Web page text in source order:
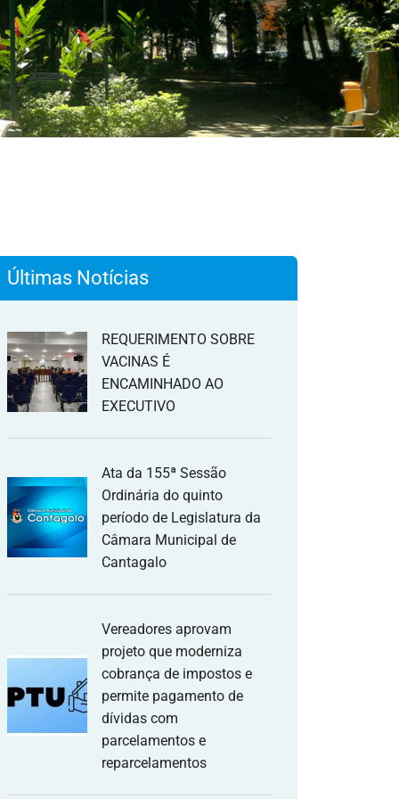
Últimas Notícias
REQUERIMENTO SOBRE
VACINAS É
ENCAMINHADO AO
EXECUTIVO
Ata da 155ª Sessão
Ordinária do quinto
período de Legislatura da
Câmara Municipal de
Cantagalo
Vereadores aprovam
projeto que moderniza
cobrança de impostos e
permite pagamento de
dívidas com
parcelamentos e
reparcelamentos